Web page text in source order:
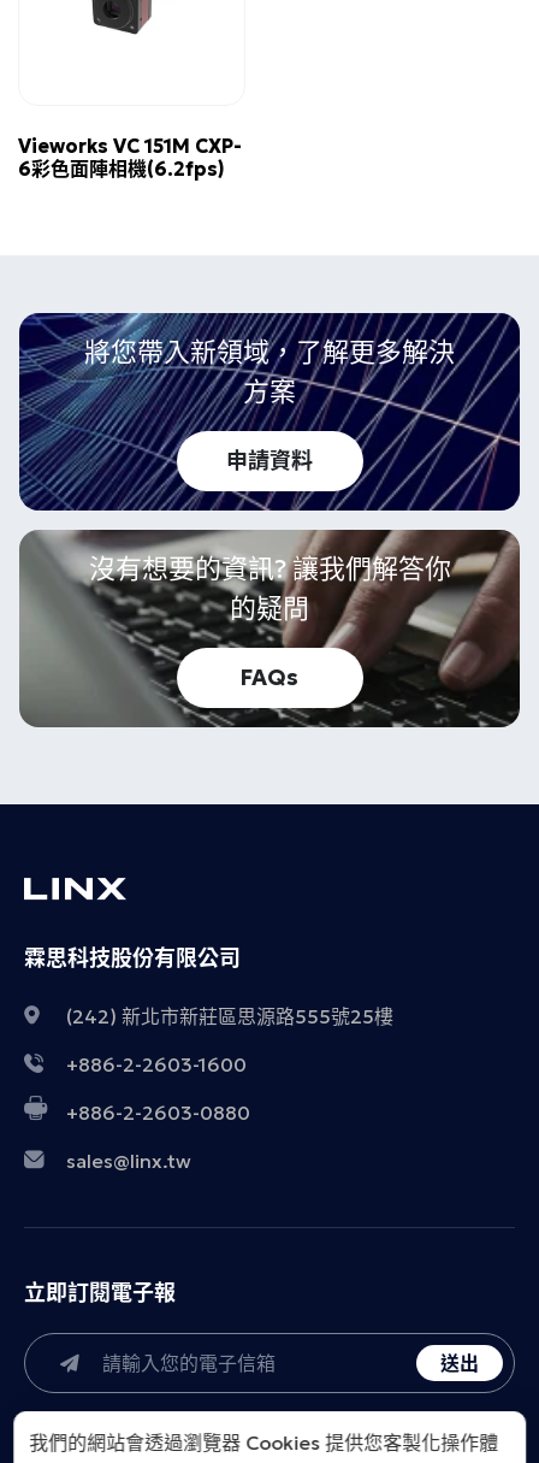
Vieworks VC 151M CXP-
6彩色面陣相機(6.2fps)
將您帶入新領域，了解更多解決
方案
申請資料
沒有想要的資訊? 讓我們解答你
的疑問
FAQs
霖思科技股份有限公司
(242) 新北市新莊區思源路555號25樓
+886-2-2603-1600
+886-2-2603-0880
sales@linx.tw
立即訂閱電子報
送出
我們的網站會透過瀏覽器 Cookies 提供您客製化操作體